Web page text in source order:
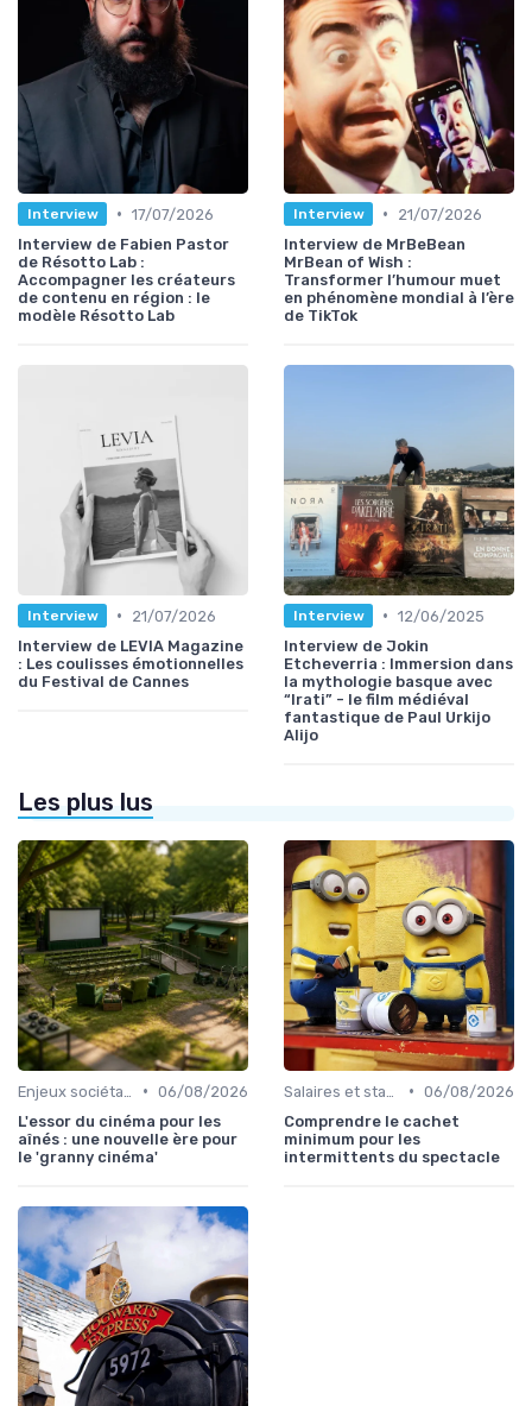
Interview • 17/07/2026
Interview de Fabien Pastor
de Résotto Lab :
Accompagner les créateurs
de contenu en région : le
modèle Résotto Lab
Interview •
21/07/2026
Interview de MrBeBean
MrBean of Wish :
Transformer l’humour muet
en phénomène mondial à l’ère
de TikTok
Interview •
21/07/2026
Interview de LEVIA Magazine
: Les coulisses émotionnelles
du Festival de Cannes
Interview • 12/06/2025
Interview de Jokin
Etcheverria : Immersion dans
la mythologie basque avec
“Irati” - le film médiéval
fantastique de Paul Urkijo
Alijo
Les plus lus
• 06/08/2026
L'essor du cinéma pour les
aînés : une nouvelle ère pour
le 'granny cinéma'
• 06/08/2026
Comprendre le cachet
minimum pour les
intermittents du spectacle